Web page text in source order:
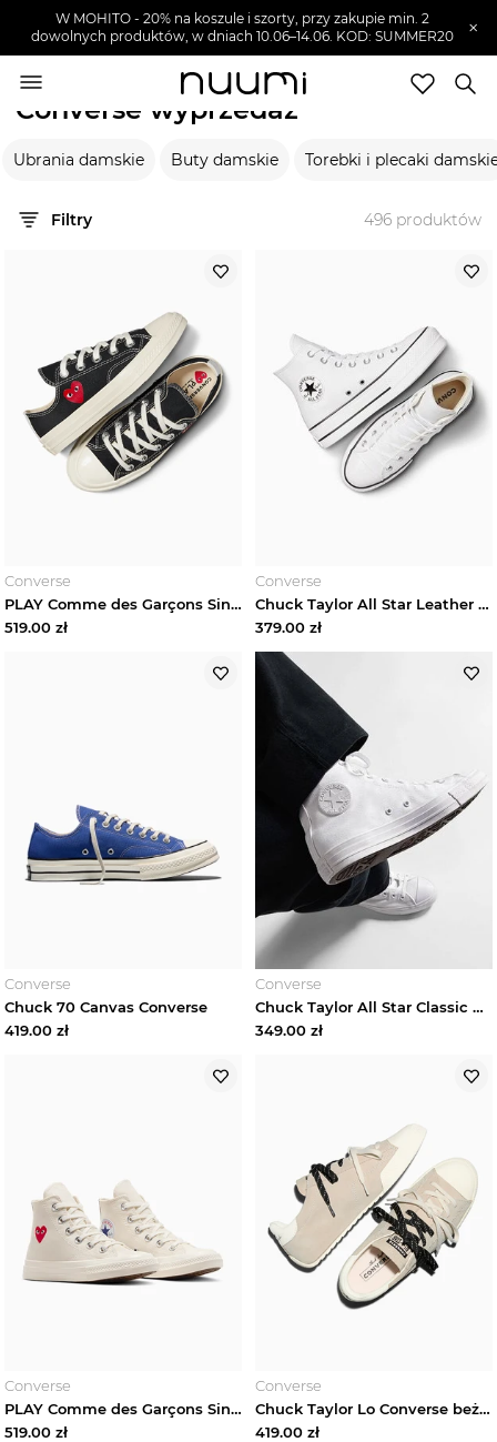
W MOHITO - 20% na koszule i szorty, przy zakupie min. 2
dowolnych produktów, w dniach 10.06–14.06. KOD: SUMMER20
×
Converse wyprzedaż
Ubrania damskie Buty damskie Torebki i plecaki
Filtry 496 produktów
Converse
PLAY Comme des Garçons Single Heart Chuck 70 Converse Czarny
519.00 zł
Converse
Chuck Taylor All Star Leather Platform Converse Biały
379.00 zł
Converse
Chuck 70 Canvas Converse
419.00 zł
Converse
Chuck Taylor All Star Classic Converse Biały
349.00 zł
Converse
PLAY Comme des Garçons Single Heart Chuck 70 Converse Creme
519.00 zł
Converse
Chuck Taylor Lo Converse beżowy
419.00 zł